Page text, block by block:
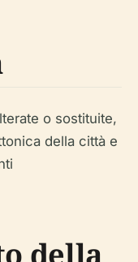
o sostituite,
della città e